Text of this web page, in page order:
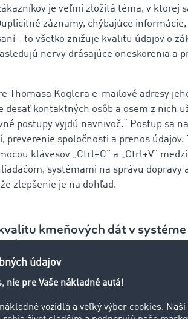
je veľmi zložitá téma, v ktorej
záznamy, chýbajúce
- to všetko znižuje kvalitu údajov o
nervy drásajúce oneskorenia a
Thomasa Koglera e-mailové adresy
desať kontaktných osôb a osem z nich
postupy vyjdú navnivoč.“ Postup sa
preverenie spoločnosti a prenos údajov.
klávesov „Ctrl+C“ a „Ctrl+V“
systémami na správu dopravy
zlepšenie je na dohľad.
kmeňových dát v
nového rozhrania Profily firiem
fungovanie procesov kľúčová.“
Objednávok alebo Trackingu,
rozsiahlej siete